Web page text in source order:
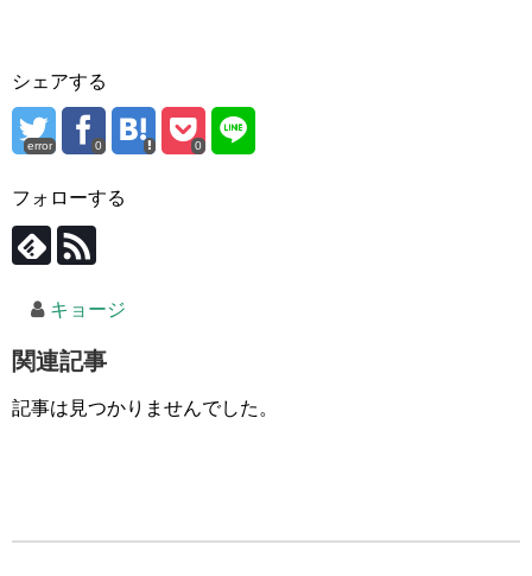
シェアする
error 0 0
フォローする
キョージ
関連記事
記事は見つかりませんでした。